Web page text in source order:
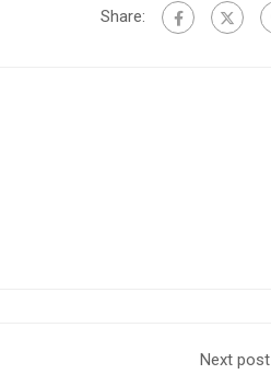
Share:
Next post